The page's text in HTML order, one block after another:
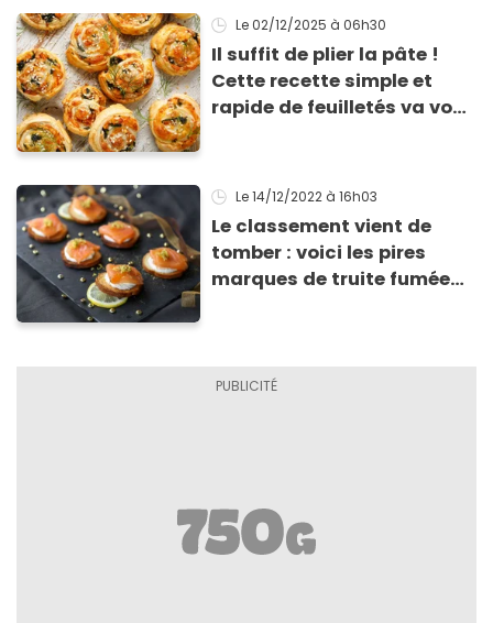
Le 02/12/2025 à 06h30
Il suffit de plier la pâte !
Cette recette simple et
rapide de feuilletés va vous
Le 14/12/2022 à 16h03
Le classement vient de
tomber : voici les pires
marques de truite fumée